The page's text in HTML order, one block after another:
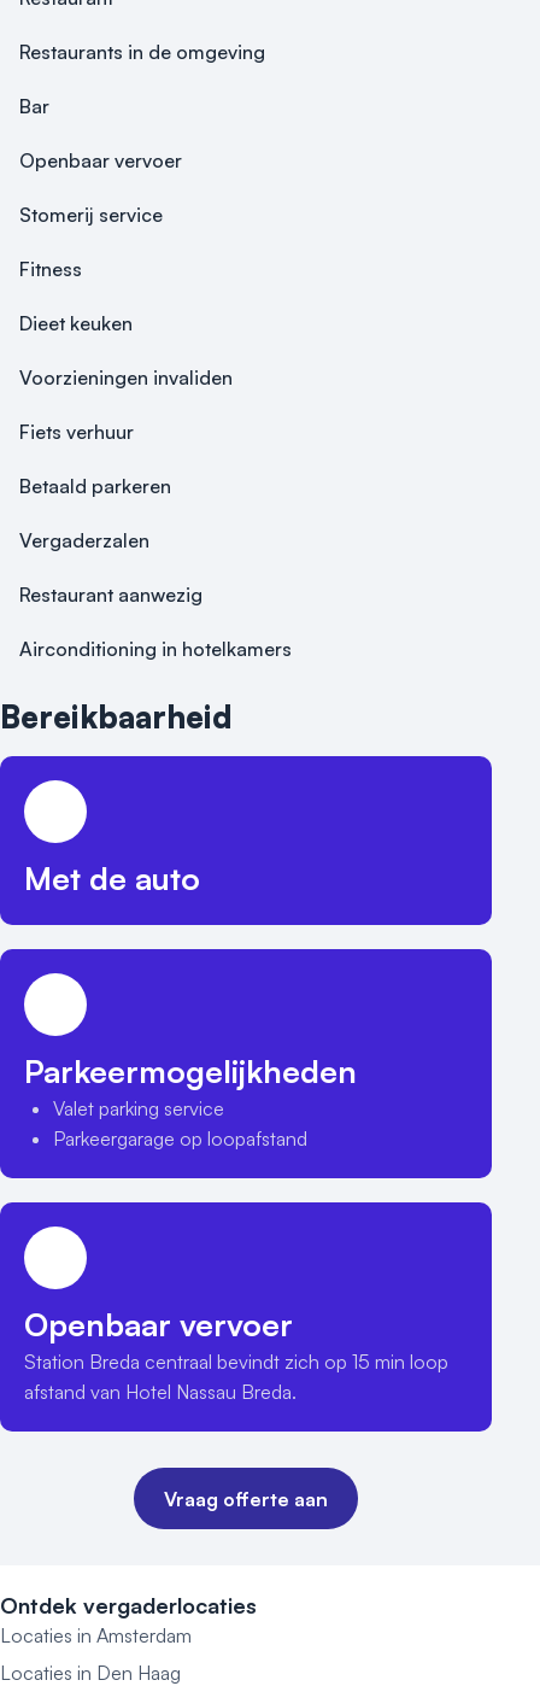
Restaurants in de omgeving
Bar
Openbaar vervoer
Stomerij service
Fitness
Dieet keuken
Voorzieningen invaliden
Fiets verhuur
Betaald parkeren
Vergaderzalen
Restaurant aanwezig
Airconditioning in hotelkamers
Bereikbaarheid
Met de auto
Parkeermogelijkheden
Valet parking service
Parkeergarage op loopafstand
Openbaar vervoer
Station Breda centraal bevindt zich op 15 min loop
afstand van Hotel Nassau Breda.
Vraag offerte aan
Ontdek vergaderlocaties
Locaties in Amsterdam
Locaties in Den Haag